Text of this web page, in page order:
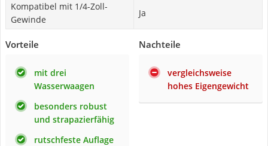
Kompatibel mit 1/4-Zoll-
Gewinde
Ja
Vorteile
mit drei
Wasserwaagen
besonders robust
und strapazierfähig
rutschfeste Auflage
Nachteile
vergleichsweise
hohes Eigengewicht